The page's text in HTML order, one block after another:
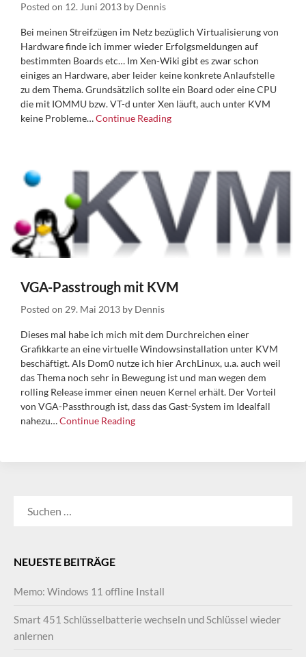
Posted on 12. Juni 2013 by Dennis
Bei meinen Streifzügen im Netz bezüglich Virtualisierung von
Hardware finde ich immer wieder Erfolgsmeldungen auf
bestimmten Boards etc… Im Xen-Wiki gibt es zwar schon
einiges an Hardware, aber leider keine konkrete Anlaufstelle
zu dem Thema. Grundsätzlich sollte ein Board oder eine CPU
die mit IOMMU bzw. VT-d unter Xen läuft, auch unter KVM
keine Probleme…Continue Reading
VGA-Passtrough mit KVM
Posted on 29. Mai 2013 by Dennis
Dieses mal habe ich mich mit dem Durchreichen einer
Grafikkarte an eine virtuelle Windowsinstallation unter KVM
beschäftigt. Als Dom0 nutze ich hier ArchLinux, u.a. auch weil
das Thema noch sehr in Bewegung ist und man wegen dem
rolling Release immer einen neuen Kernel erhält. Der Vorteil
von VGA-Passthrough ist, dass das Gast-System im Idealfall
nahezu…Continue Reading
NEUESTE BEITRÄGE
Memo: Windows 11 offline Install
Smart 451 Schlüsselbatterie wechseln und Schlüssel wieder
anlernen